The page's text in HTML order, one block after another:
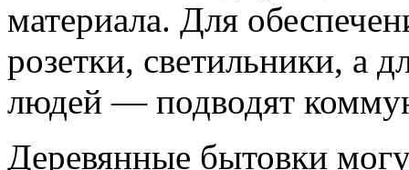
материала. Для
розетки, светильники, а
людей — подводят
Деревянные бытовки